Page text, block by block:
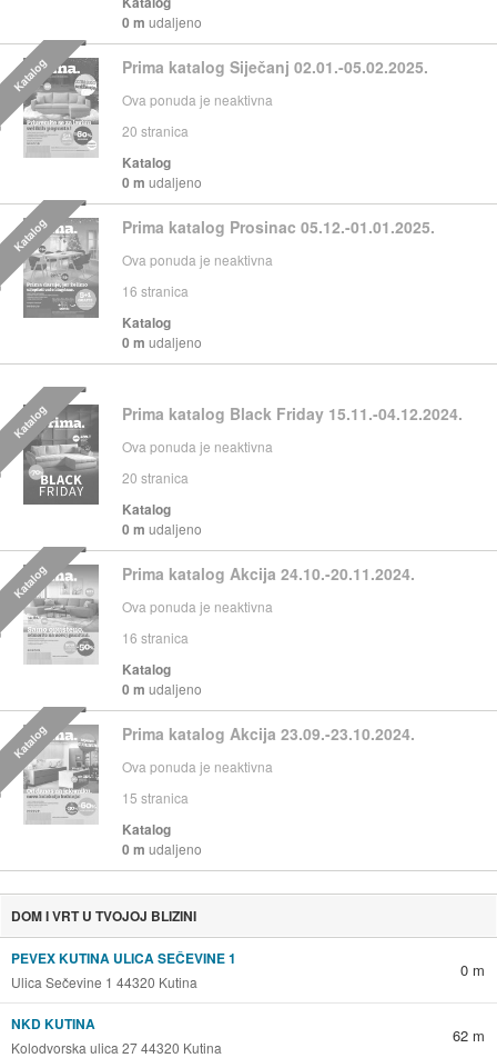
0 m udaljeno
Prima katalog Siječanj 02.01.-05.02.2025.
Ova ponuda je neaktivna
20 stranica
Katalog
0 m udaljeno
Katalog
Prima katalog Prosinac 05.12.-01.01.2025.
Ova ponuda je neaktivna
16 stranica
Katalog
0 m udaljeno
Katalog
Prima katalog Black Friday 15.11.-04.12.2024.
Ova ponuda je neaktivna
20 stranica
Katalog
0 m udaljeno
Katalog
Prima katalog Akcija 24.10.-20.11.2024.
Ova ponuda je neaktivna
16 stranica
Katalog
0 m udaljeno
Katalog
Prima katalog Akcija 23.09.-23.10.2024.
Ova ponuda je neaktivna
15 stranica
Katalog
0 m udaljeno
Katalog
DOM I VRT U TVOJOJ BLIZINI
PEVEX KUTINA ULICA SEČEVINE 1
Ulica Sečevine 1 44320 Kutina
0 m
NKD KUTINA
Kolodvorska ulica 27 44320 Kutina
62 m